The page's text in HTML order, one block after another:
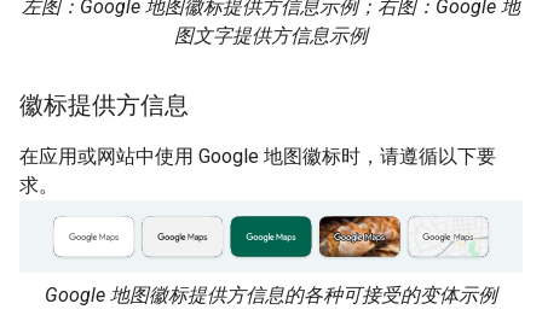
左图：Google 地图徽标提供方信息示例；右图：Google 地
图文字提供方信息示例
徽标提供方信息
在应用或网站中使用 Google 地图徽标时，请遵循以下要
求。
Google 地图徽标提供方信息的各种可接受的变体示例